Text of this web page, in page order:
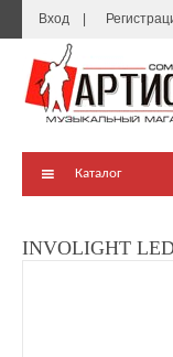
Вход
Каталог
INVOLIGHT